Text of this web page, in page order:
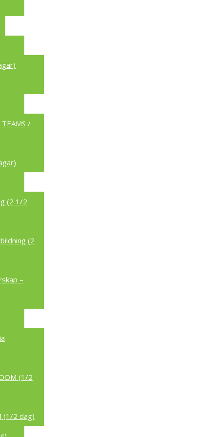
/
(2 1/2
(2
–
(1/2
(1/2 dag)